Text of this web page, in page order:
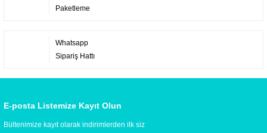
Paketleme
Whatsapp
Sipariş Hattı
E-posta Listemize Kayıt Olun
Bültenimize kayıt olarak indirimlerden ilk siz